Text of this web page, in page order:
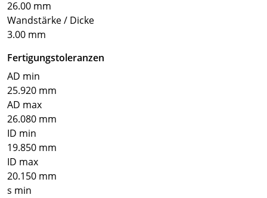
26.00 mm
Wandstärke / Dicke
3.00 mm
Fertigungstoleranzen
AD min
25.920 mm
AD max
26.080 mm
ID min
19.850 mm
ID max
20.150 mm
s min